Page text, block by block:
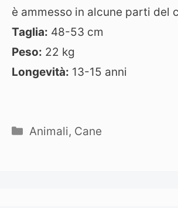
è ammesso in alcune parti del
Taglia: 48-53 cm
Peso: 22 kg
Longevità: 13-15 anni
Categorie
Animali, Cane